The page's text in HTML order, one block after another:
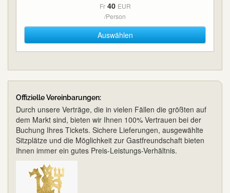
Fr 40 EUR
/Person
Auswählen
Offizielle Vereinbarungen:
Durch unsere Verträge, die in vielen Fällen die größten auf
dem Markt sind, bieten wir Ihnen 100% Vertrauen bei der
Buchung Ihres Tickets. Sichere Lieferungen, ausgewählte
Sitzplätze und die Möglichkeit zur Gastfreundschaft bieten
Ihnen immer ein gutes Preis-Leistungs-Verhältnis.